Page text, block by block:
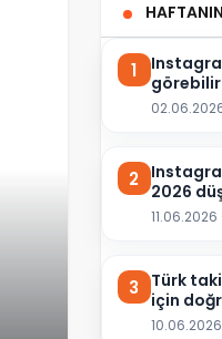
1
2
2026
11.06.2026
3 Türk
için